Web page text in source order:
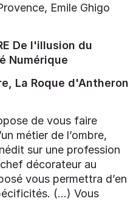
Emile Ghigo
De l'illusion du
Numérique
La Roque d'Antheron
de vous faire
métier de l’ombre,
sur une profession
décorateur au
vous permettra d’en
(...) Vous